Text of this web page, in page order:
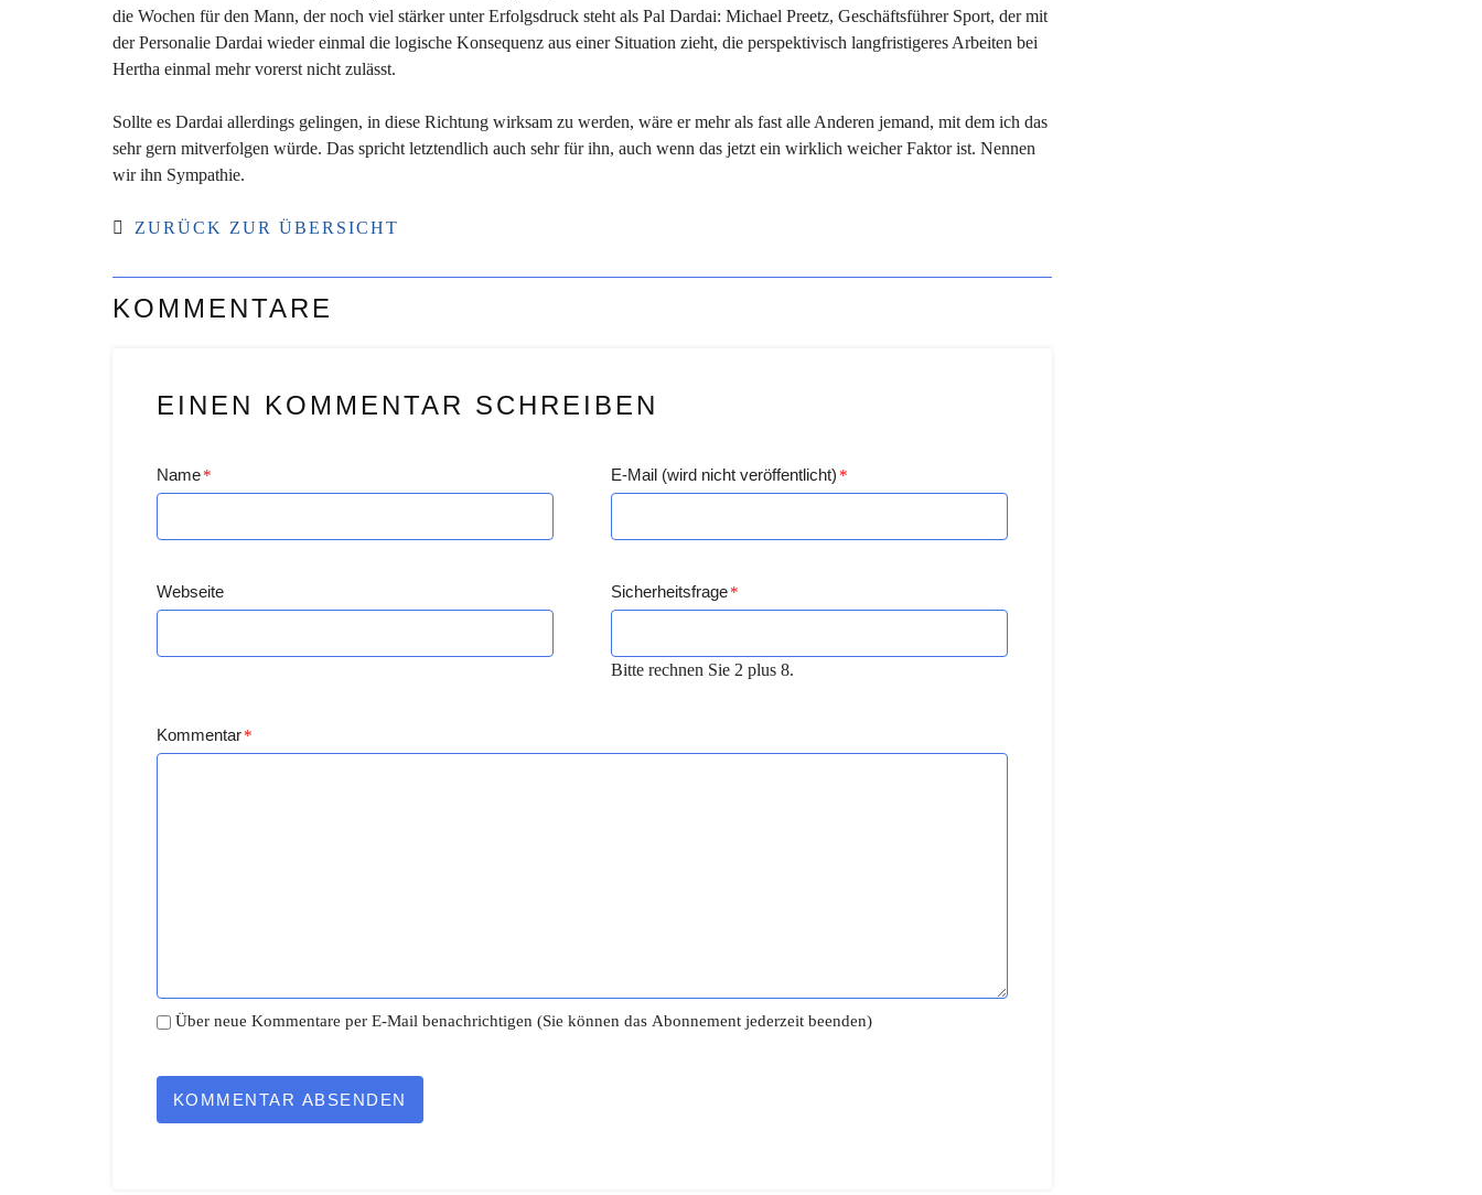
die Wochen für den Mann, der noch viel stärker unter Erfolgsdruck steht als Pal Dardai: Michael Preetz, Geschäftsführer Sport, der mit
der Personalie Dardai wieder einmal die logische Konsequenz aus einer Situation zieht, die perspektivisch langfristigeres Arbeiten bei
Hertha einmal mehr vorerst nicht zulässt.
Sollte es Dardai allerdings gelingen, in diese Richtung wirksam zu werden, wäre er mehr als fast alle Anderen jemand, mit dem ich das
sehr gern mitverfolgen würde. Das spricht letztendlich auch sehr für ihn, auch wenn das jetzt ein wirklich weicher Faktor ist. Nennen
wir ihn Sympathie.
ZURÜCK ZUR ÜBERSICHT
KOMMENTARE
EINEN KOMMENTAR SCHREIBEN
Name* E-Mail (wird nicht veröffentlicht) *
Webseite Sicherheitsfrage *
Bitte rechnen Sie 2 plus 8.
Kommentar*
Über neue Kommentare per E-Mail benachrichtigen (Sie können das Abonnement jederzeit beenden)
KOMMENTAR ABSENDEN